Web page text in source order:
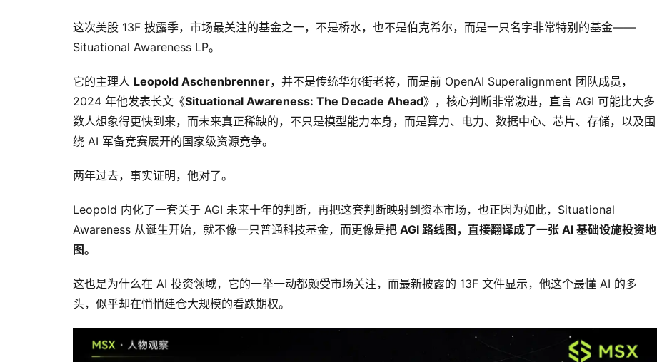
这次美股 13F 披露季，市场最关注的基金之一，不是桥水，也不是伯克希尔，而是一只名字非常特别的基金——
Situational Awareness LP。
它的主理人 Leopold Aschenbrenner，并不是传统华尔街老将，而是前 OpenAI Superalignment 团队成员，
2024 年他发表长文《Situational Awareness: The Decade Ahead》，核心判断非常激进，直言 AGI 可能比大多
数人想象得更快到来，而未来真正稀缺的，不只是模型能力本身，而是算力、电力、数据中心、芯片、存储，以及围
绕 AI 军备竞赛展开的国家级资源竞争。
两年过去，事实证明，他对了。
Leopold 内化了一套关于 AGI 未来十年的判断，再把这套判断映射到资本市场，也正因为如此，Situational
Awareness 从诞生开始，就不像一只普通科技基金，而更像是把 AGI 路线图，直接翻译成了一张 AI 基础设施投资地
图。
这也是为什么在 AI 投资领域，它的一举一动都颇受市场关注，而最新披露的 13F 文件显示，他这个最懂 AI 的多
头，似乎却在悄悄建仓大规模的看跌期权。